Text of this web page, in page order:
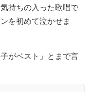
持ちの入った歌唱で
を初めて泣かせま
がベスト」とまで言